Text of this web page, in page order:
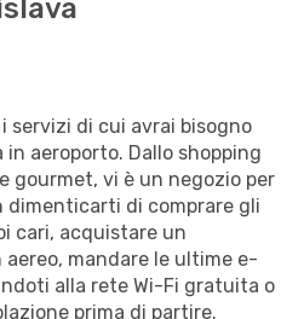
di cui avrai bisogno
aeroporto. Dallo shopping
gourmet, vi è un negozio per
dimenticarti di comprare gli
cari, acquistare un
mandare le ultime e-
alla rete Wi-Fi gratuita o
prima di partire.